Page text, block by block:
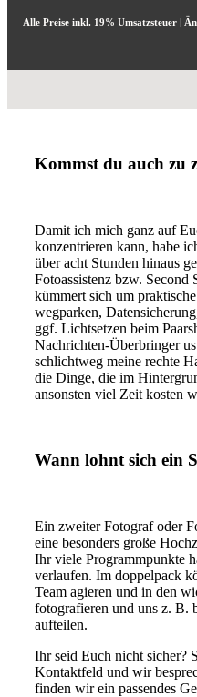
Alle Preise inkl. 19% Umsatzsteuer |
Kommst du auch zu
Damit ich mich ganz auf
konzentrieren kann, habe
über acht Stunden hinaus
Fotoassistenz bzw. Second
kümmert sich um
wegparken,
ggf. Lichtsetzen beim
Nachrichten-Überbringer
schlichtweg meine rechte
die Dinge, die im
ansonsten viel Zeit kosten
Wann lohnt sich ein
Ein zweiter Fotograf oder
eine besonders große
Ihr viele Programmpunkte
verlaufen. Im doppelpack
Team agieren und in den
fotografieren und uns z. B.
aufteilen.
Ihr seid Euch nicht sicher?
Kontaktfeld und wir
finden wir ein passendes